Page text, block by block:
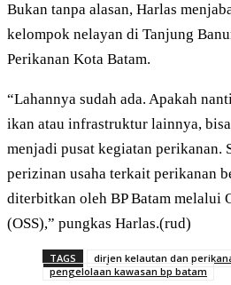
Bukan tanpa alasan, Harlas
kelompok nelayan di Tanjung
Perikanan Kota Batam.
“Lahannya sudah ada. Apakah
ikan atau infrastruktur lainnya,
menjadi pusat kegiatan perikanan.
perizinan usaha terkait perikanan
diterbitkan oleh BP Batam melalui
(OSS),” pungkas Harlas.(rud)
TAGS dirjen kelautan dan
pengelolaan kawasan bp batam